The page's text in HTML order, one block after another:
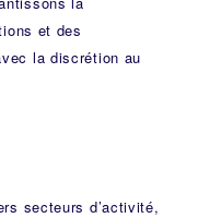
et des
la discrétion au
secteurs d’activité,